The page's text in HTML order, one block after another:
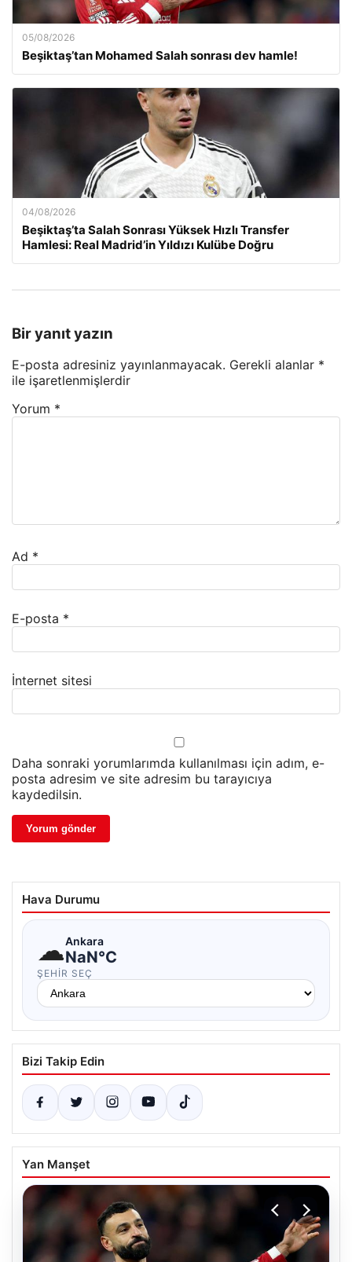
05/08/2026
Beşiktaş’tan Mohamed Salah sonrası dev hamle!
04/08/2026
Beşiktaş’ta Salah Sonrası Yüksek Hızlı Transfer
Hamlesi: Real Madrid’in Yıldızı Kulübe Doğru
Bir yanıt yazın
E-posta adresiniz yayınlanmayacak. Gerekli alanlar *
ile işaretlenmişlerdir
Yorum *
Ad *
E-posta *
İnternet sitesi
Daha sonraki yorumlarımda kullanılması için adım, e-
posta adresim ve site adresim bu tarayıcıya
kaydedilsin.
Hava Durumu
☁Ankara
NaN°C
ŞEHIR SEÇ
Bizi Takip Edin
Yan Manşet